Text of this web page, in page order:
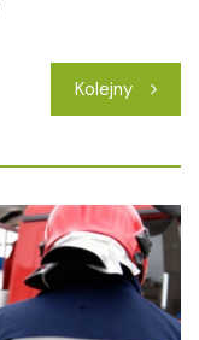
Kolejny